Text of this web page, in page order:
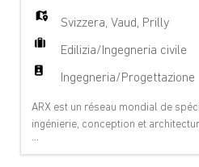
Svizzera ,Vaud Prilly
Edilizia/Ingegneria civile
Ingegneria/Progettazione
ARX est un réseau mondial de
ingénierie, conception et
offre des services de conseil à
projet et de services techniques